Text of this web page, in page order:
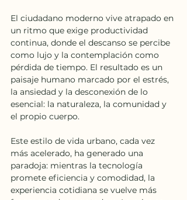
El ciudadano moderno vive atrapado en
un ritmo que exige productividad
continua, donde el descanso se percibe
como lujo y la contemplación como
pérdida de tiempo. El resultado es un
paisaje humano marcado por el estrés,
la ansiedad y la desconexión de lo
esencial: la naturaleza, la comunidad y
el propio cuerpo.
Este estilo de vida urbano, cada vez
más acelerado, ha generado una
paradoja: mientras la tecnología
promete eficiencia y comodidad, la
experiencia cotidiana se vuelve más